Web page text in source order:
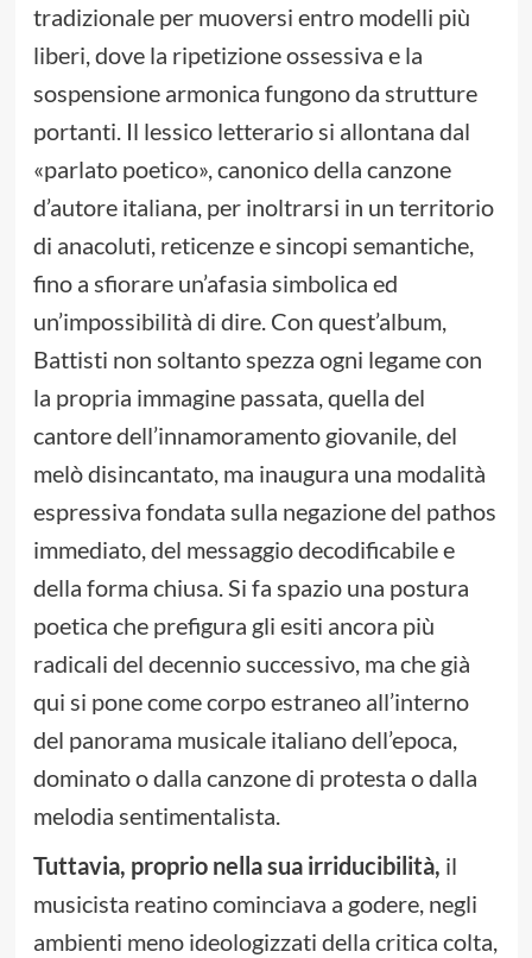
tradizionale per muoversi entro modelli più
liberi, dove la ripetizione ossessiva e la
sospensione armonica fungono da strutture
portanti. Il lessico letterario si allontana dal
«parlato poetico», canonico della canzone
d’autore italiana, per inoltrarsi in un territorio
di anacoluti, reticenze e sincopi semantiche,
fino a sfiorare un’afasia simbolica ed
un’impossibilità di dire. Con quest’album,
Battisti non soltanto spezza ogni legame con
la propria immagine passata, quella del
cantore dell’innamoramento giovanile, del
melò disincantato, ma inaugura una modalità
espressiva fondata sulla negazione del pathos
immediato, del messaggio decodificabile e
della forma chiusa. Si fa spazio una postura
poetica che prefigura gli esiti ancora più
radicali del decennio successivo, ma che già
qui si pone come corpo estraneo all’interno
del panorama musicale italiano dell’epoca,
dominato o dalla canzone di protesta o dalla
melodia sentimentalista.
Tuttavia, proprio nella sua irriducibilità, il
musicista reatino cominciava a godere, negli
ambienti meno ideologizzati della critica colta,